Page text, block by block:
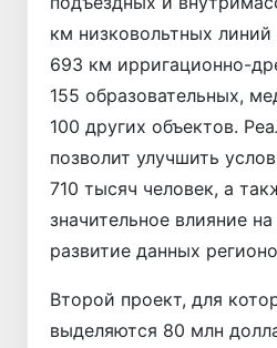
км низковольтных линий
693 км ирригационно-
155 образовательных,
100 других объектов.
позволит улучшить
710 тысяч человек, а
значительное влияние
развитие данных
Второй проект, для
выделяются 80 млн